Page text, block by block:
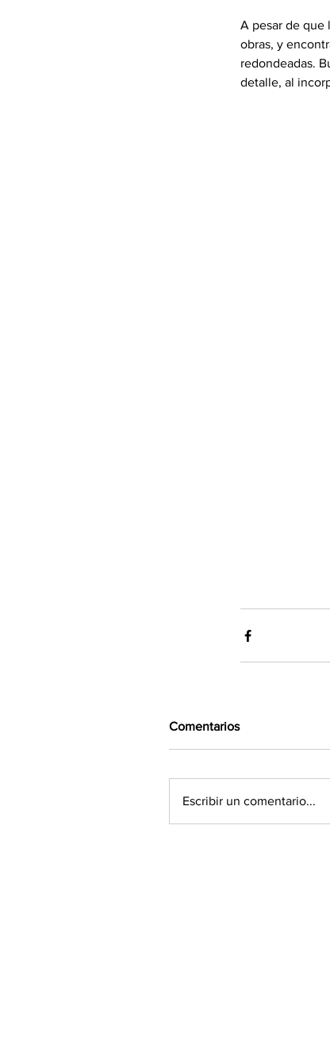
A pesar de que
obras, y
redondeadas.
detalle, al
Comentarios
Escribir un comentario...